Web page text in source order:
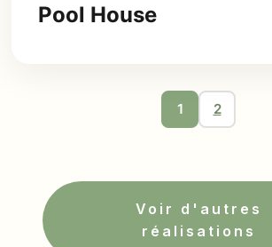
Pool House
1 2
Voir d'autres
réalisations